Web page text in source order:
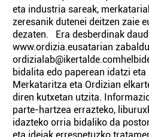
eta industria sareak,
zeresanik dutenei deitzen zaie
dezaten. Era desberdinak
www.ordizia.eusatarian
bidalita edo paperean idatzi eta
Merkataritza eta Ordizian
diren kutxetan utzita.
parte-hartzea errazteko,
idazteko orria bidaliko da